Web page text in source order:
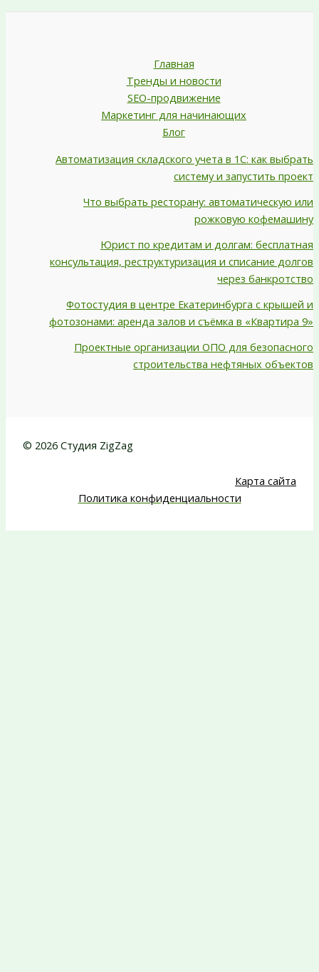
Главная
Тренды и новости
SEO-продвижение
Маркетинг для начинающих
Блог
Автоматизация складского учета в 1С: как выбрать
систему и запустить проект
Что выбрать ресторану: автоматическую или
рожковую кофемашину
Юрист по кредитам и долгам: бесплатная
консультация, реструктуризация и списание долгов
через банкротство
Фотостудия в центре Екатеринбурга с крышей и
фотозонами: аренда залов и съёмка в «Квартира 9»
Проектные организации ОПО для безопасного
строительства нефтяных объектов
© 2026 Студия ZigZag
Карта сайта
Политика конфиденциальности